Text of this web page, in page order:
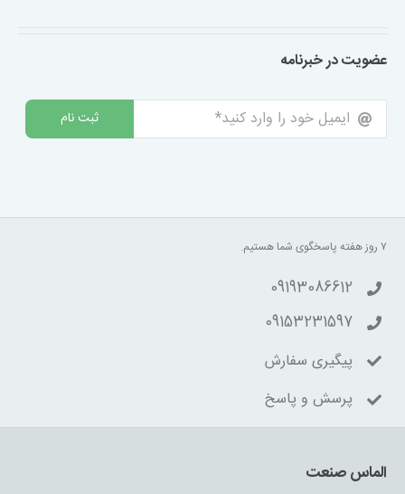
عضویت در خبرنامه
ثبت نام
۷ روز هفته پاسخگوی شما هستیم.
09193086612
09153231597
پیگیری سفارش
پرسش و پاسخ
الماس صنعت